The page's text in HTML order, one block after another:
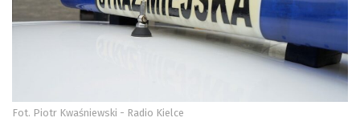
Fot. Piotr Kwaśniewski - Radio Kielce